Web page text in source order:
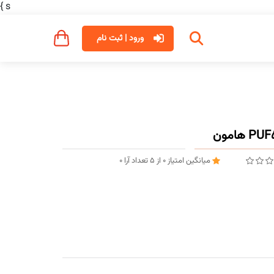
s
}
ورود | ثبت نام
میانگین امتیاز0 از 5تعداد آرا 0